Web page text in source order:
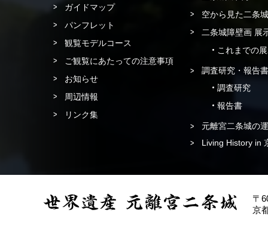
ガイドマップ
パンフレット
観覧モデルコース
ご観覧にあたっての注意事項
お知らせ
周辺情報
リンク集
空から見た二条城
二条城障壁画 展
これまでの
調査研究・報告書
調査研究
報告書
元離宮二条城の
Living History in
〒
京